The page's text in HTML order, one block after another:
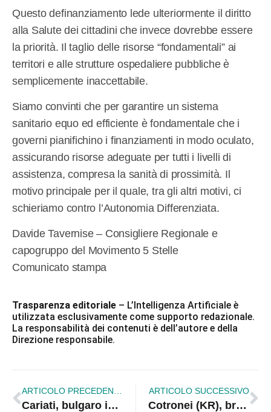
Questo definanziamento lede ulteriormente il diritto
alla Salute dei cittadini che invece dovrebbe essere
la priorità. Il taglio delle risorse “fondamentali” ai
territori e alle strutture ospedaliere pubbliche è
semplicemente inaccettabile.
Siamo convinti che per garantire un sistema
sanitario equo ed efficiente è fondamentale che i
governi pianifichino i finanziamenti in modo oculato,
assicurando risorse adeguate per tutti i livelli di
assistenza, compresa la sanità di prossimità. Il
motivo principale per il quale, tra gli altri motivi, ci
schieriamo contro l’Autonomia Differenziata.
Davide Tavernise – Consigliere Regionale e
capogruppo del Movimento 5 Stelle
Comunicato stampa
Trasparenza editoriale – L’Intelligenza Artificiale è
utilizzata esclusivamente come supporto redazionale.
La responsabilità dei contenuti è dell’autore e della
Direzione responsabile.
Cariati, bulgaro invalido sequestrato e maltrattato: arrestato il padre del minorenne che lo sfruttava
ARTICOLO SUCCESSIVO
Cotronei (KR), bracconiere scoperto a sistemare trappole per animali nel Parco della Sila: denunciato